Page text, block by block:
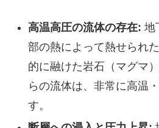
高温高圧の流体の存在: 地
部の熱によって熱せられ
的に融けた岩石（マグマ
らの流体は、非常に高温
す。